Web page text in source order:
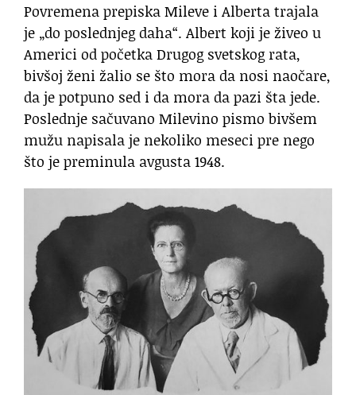
Povremena prepiska Mileve i Alberta trajala
je „do poslednjeg daha“. Albert koji je živeo u
Americi od početka Drugog svetskog rata,
bivšoj ženi žalio se što mora da nosi naočare,
da je potpuno sed i da mora da pazi šta jede.
Poslednje sačuvano Milevino pismo bivšem
mužu napisala je nekoliko meseci pre nego
što je preminula avgusta 1948.